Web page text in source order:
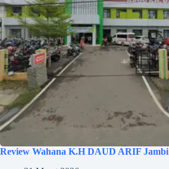
Review Wahana K.H DAUD ARIF Jambi